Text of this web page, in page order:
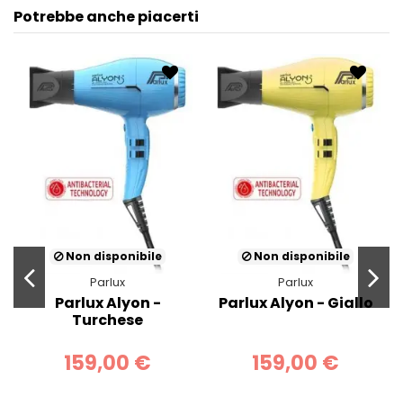
Potrebbe anche piacerti
Non disponibile
Parlux
Parlux Alyon -
Turchese
159,00 €
Non disponibile
Parlux
Parlux Alyon - Giallo
159,00 €